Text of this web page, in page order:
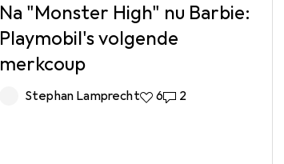
Na "Monster High" nu Barbie:
Playmobil's volgende
merkcoup
Stephan Lamprecht6 Likes
62 Reacties
2